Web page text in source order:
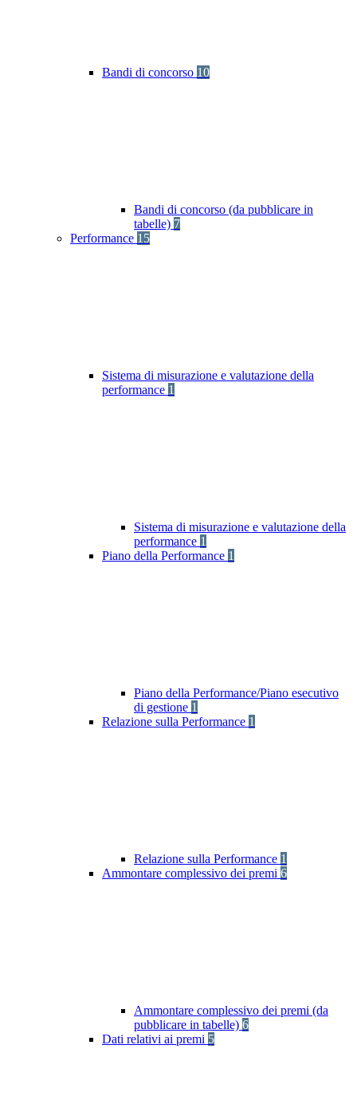
Bandi di concorso 10
Bandi di concorso (da pubblicare in
tabelle) 7
Performance 15
Sistema di misurazione e valutazione della
performance 1
Sistema di misurazione e valutazione della
performance 1
Piano della Performance 1
Piano della Performance/Piano esecutivo
di gestione 1
Relazione sulla Performance 1
Relazione sulla Performance 1
Ammontare complessivo dei premi 6
Ammontare complessivo dei premi (da
pubblicare in tabelle) 6
Dati relativi ai premi 5